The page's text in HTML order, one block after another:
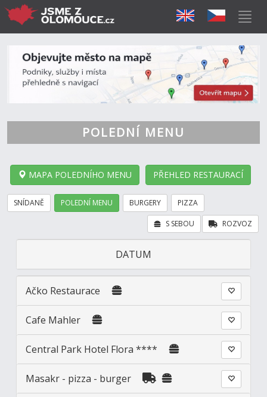
POLEDNÍ MENU
MAPA POLEDNÍHO MENU PŘEHLED RESTAURACÍ
SNÍDANĚ POLEDNÍ MENU BURGERY PIZZA
ROZVOZ
S SEBOU
DATUM
Ačko Restaurace
Cafe Mahler
Central Park Hotel Flora ****
Masakr - pizza - burger